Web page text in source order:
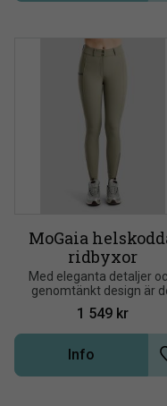
MoGaia
ridbyxor
Med eleganta detaljer
genomtänkt design är
perfekta för ryttaren som
vill förena hög prestanda
med en exklusiv look
1 549 kr
Info